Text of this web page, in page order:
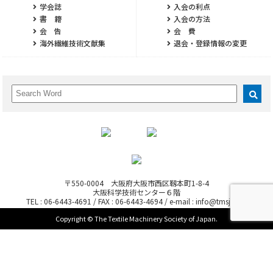
学会誌
書 籍
会 告
海外繊維技術文献集
入会の利点
入会の方法
会 費
退会・登録情報の変更
〒550-0004 大阪府大阪市西区靱本町1-8-4
大阪科学技術センター６階
TEL : 06-6443-4691 / FAX : 06-6443-4694 / e-mail : info@tmsj.or.jp
Copyright © The Textile Machinery Society of Japan.